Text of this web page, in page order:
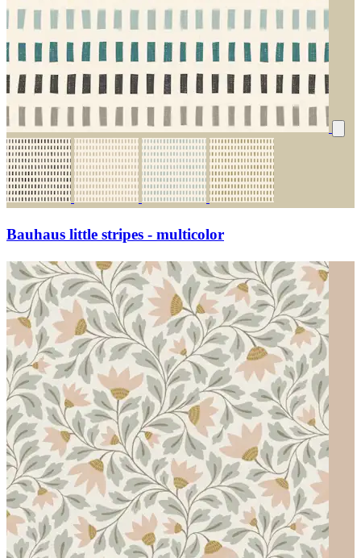
Bauhaus little stripes - multicolor